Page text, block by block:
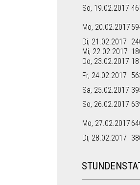
So, 19.02.2017
Mo, 20.02.2017
Di, 21.02.2017
Mi, 22.02.2017
Do, 23.02.2017
Fr, 24.02.2017
Sa, 25.02.2017
So, 26.02.2017
Mo, 27.02.2017
Di, 28.02.2017